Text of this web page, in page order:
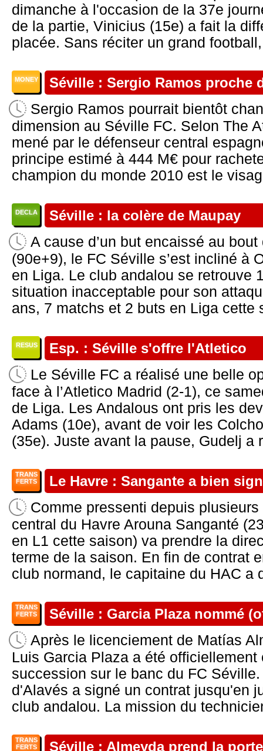
dimanche à l'occasion de la 37e
de la partie, Vinicius (15e) a fait la
placée. Sans réciter un grand
MONEY Séville : Sergio Ramos proche
Sergio Ramos pourrait bientôt
dimension au Séville FC. Selon The
mené par le défenseur central
principe estimé à 444 M€ pour
champion du monde 2010 est le
DECLA Séville : la colère de Maupay
A cause d’un but encaissé au
(90e+9), le FC Séville s’est incliné à
en Liga. Le club andalou se retrouve
situation inacceptable pour son
ans, 7 matchs et 2 buts en Liga cette
RESUS Esp. : Séville s'offre l'Atletico
Le Séville FC a réalisé une belle
face à l’Atletico Madrid (2-1), ce
de Liga. Les Andalous ont pris les
Adams (10e), avant de voir les
(35e). Juste avant la pause, Gudelj a
TRANS
FERTS
Le Havre : Sangante a bien
Comme pressenti depuis
central du Havre Arouna Sanganté
en L1 cette saison) va prendre la
terme de la saison. En fin de contrat
club normand, le capitaine du HAC a
TRANS
FERTS
Séville : Garcia Plaza nommé
Après le licenciement de Matías
Luis Garcia Plaza a été
succession sur le banc du FC
d'Alavés a signé un contrat jusqu'en
club andalou. La mission du
TRANS
FERTS
Séville : Almeyda prend la